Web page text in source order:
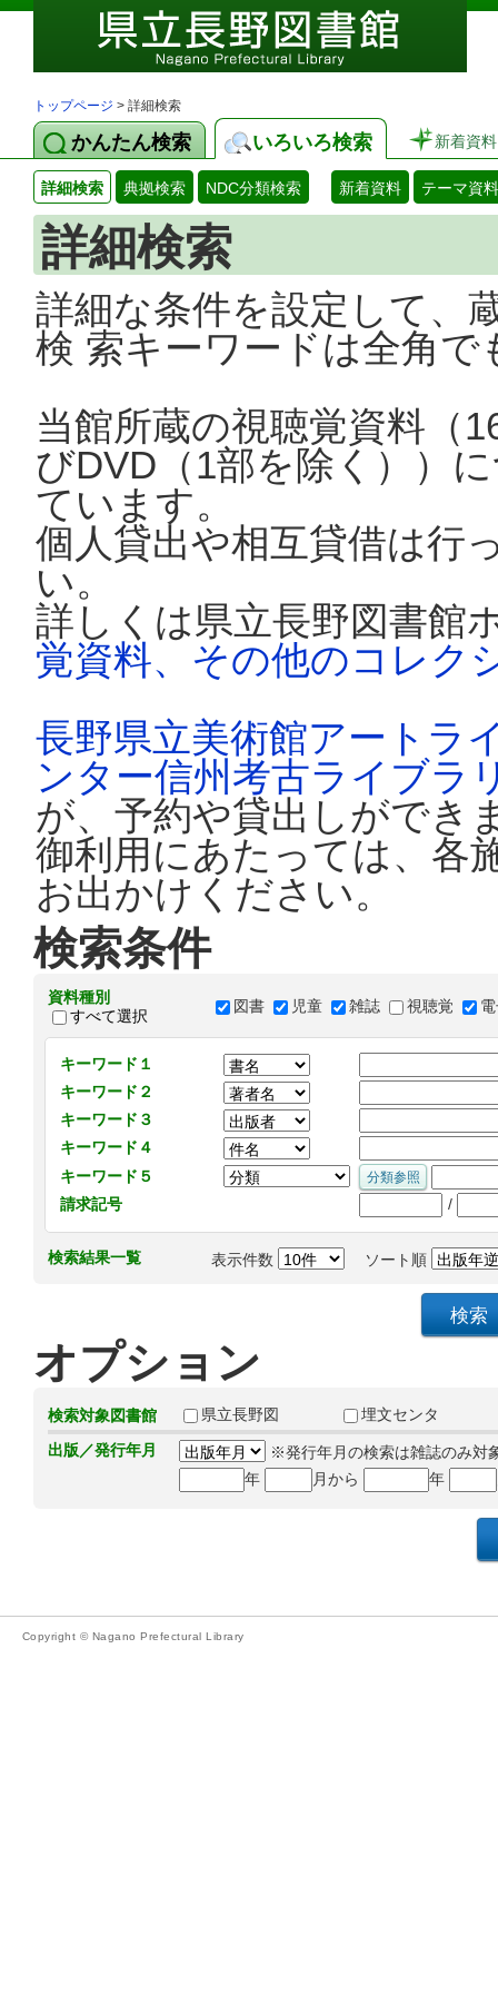
トップページ > 詳細検索
かんたん検索 いろいろ検索 新着資料
詳細検索 典拠検索 NDC分類検索 新着資料 テーマ資料
詳細検索
詳細な条件を設定して、
検 索キーワードは全角
当館所蔵の視聴覚資料（
びDVD（1部を除く））
ています。
個人貸出や相互貸借は行
い。
詳しくは県立長野図書館
覚資料、その他のコレク
長野県立美術館アートラ
ンター信州考古ライブラ
が、予約や貸出しができ
御利用にあたっては、各
お出かけください。
検索条件
資料種別
すべて選択
図書 児童 雑誌 視聴覚
キーワード１
キーワード２
キーワード３
キーワード４
キーワード５
請求記号
/
検索結果一覧 表示件数 ソート順
オプション
検索対象図書館 県立長野図
埋文センタ
出版／発行年月
※発行年月の検索は雑誌のみ対
年
月から 年
Copyright © Nagano Prefectural Library